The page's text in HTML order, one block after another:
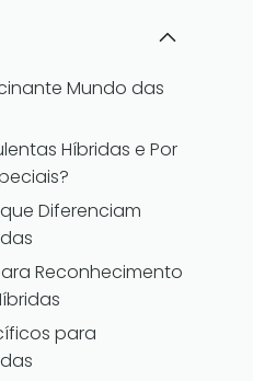
Mundo das
Híbridas e Por
Diferenciam
Reconhecimento
para